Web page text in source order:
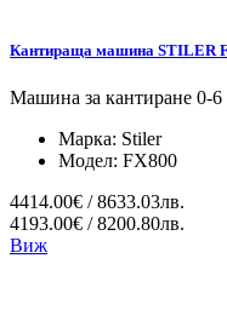
Кантираща машина STILER
Машина за кантиране 0-
Марка: Stiler
Модел: FX800
4414.00€ / 8633.03лв.
4193.00€ / 8200.80лв.
Виж